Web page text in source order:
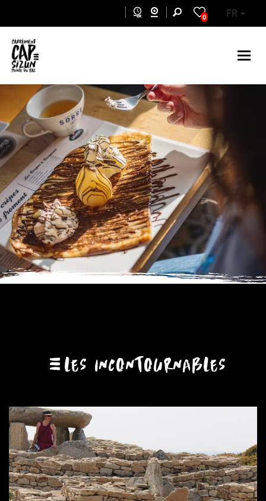
0 FR
LES INCONTOURNABLES
Moulins à vent et à eau